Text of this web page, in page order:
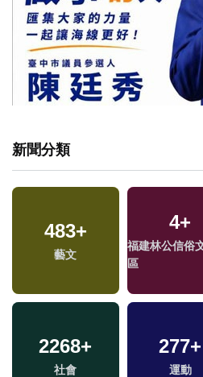
新聞分類
483+
藝文
4+
福建林公信俗
區
2268+
社會
277+
運動